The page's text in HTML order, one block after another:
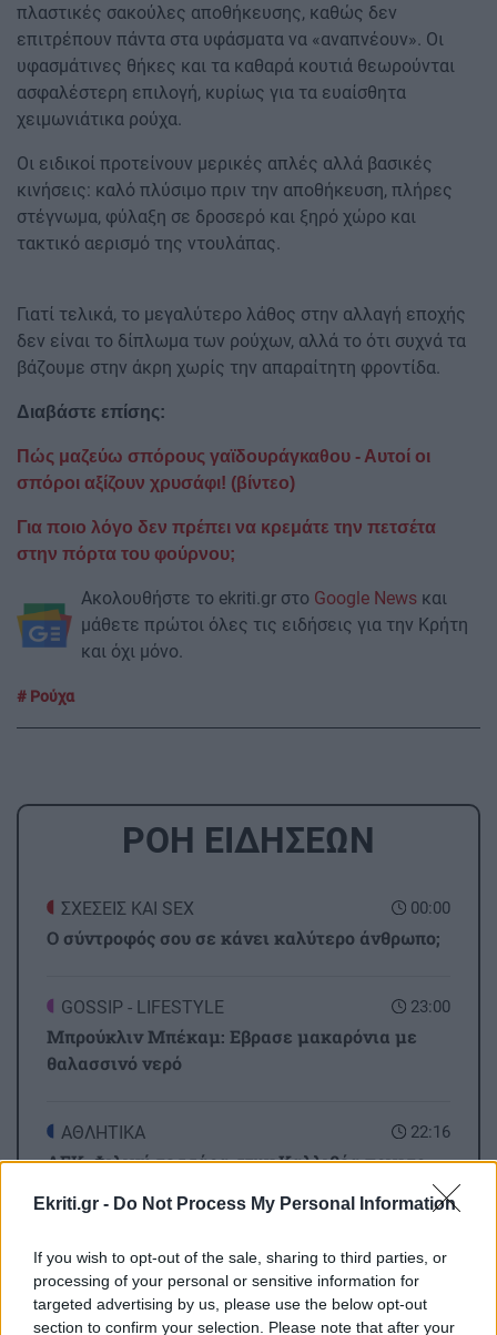
Ekriti.gr - Do Not Process My Personal Information
If you wish to opt-out of the sale, sharing to third parties, or
processing of your personal or sensitive information for
targeted advertising by us, please use the below opt-out
section to confirm your selection. Please note that after your
πλαστικές σακούλες αποθήκευσης, καθώς δεν
επιτρέπουν πάντα στα υφάσματα να «αναπνέουν». Οι
υφασμάτινες θήκες και τα καθαρά κουτιά θεωρούνται
ασφαλέστερη επιλογή, κυρίως για τα ευαίσθητα
χειμωνιάτικα ρούχα.
Οι ειδικοί προτείνουν μερικές απλές αλλά βασικές
κινήσεις: καλό πλύσιμο πριν την αποθήκευση, πλήρες
στέγνωμα, φύλαξη σε δροσερό και ξηρό χώρο και
τακτικό αερισμό της ντουλάπας.
Γιατί τελικά, το μεγαλύτερο λάθος στην αλλαγή εποχής
δεν είναι το δίπλωμα των ρούχων, αλλά το ότι συχνά τα
βάζουμε στην άκρη χωρίς την απαραίτητη φροντίδα.
Διαβάστε επίσης:
Πώς μαζεύω σπόρους γαϊδουράγκαθου - Αυτοί οι
σπόροι αξίζουν χρυσάφι! (βίντεο)
Για ποιο λόγο δεν πρέπει να κρεμάτε την πετσέτα
στην πόρτα του φούρνου;
Ακολουθήστε το ekriti.gr στο Google News και
μάθετε πρώτοι όλες τις ειδήσεις για την Κρήτη
και όχι μόνο.
Ρούχα
ΡΟΗ ΕΙΔΗΣΕΩΝ
00:00
ΣΧΕΣΕΙΣ ΚΑΙ SEX
Ο σύντροφός σου σε κάνει καλύτερο άνθρωπο;
23:00
GOSSIP - LIFESTYLE
Μπρούκλιν Μπέκαμ: Εβρασε μακαρόνια με
θαλασσινό νερό
22:16
ΑΘΛΗΤΙΚΑ
ΑΕΚ: Φιλική τεσσάρα στην Καλλιθέα πριν το
22:00
GOSSIP - LIFESTYLE
Ριφιφί: Η σειρά του Σωτήρη Τσαφούλια
έρχεται στην ελεύθερη τηλεόραση
Όλες οι ειδήσεις